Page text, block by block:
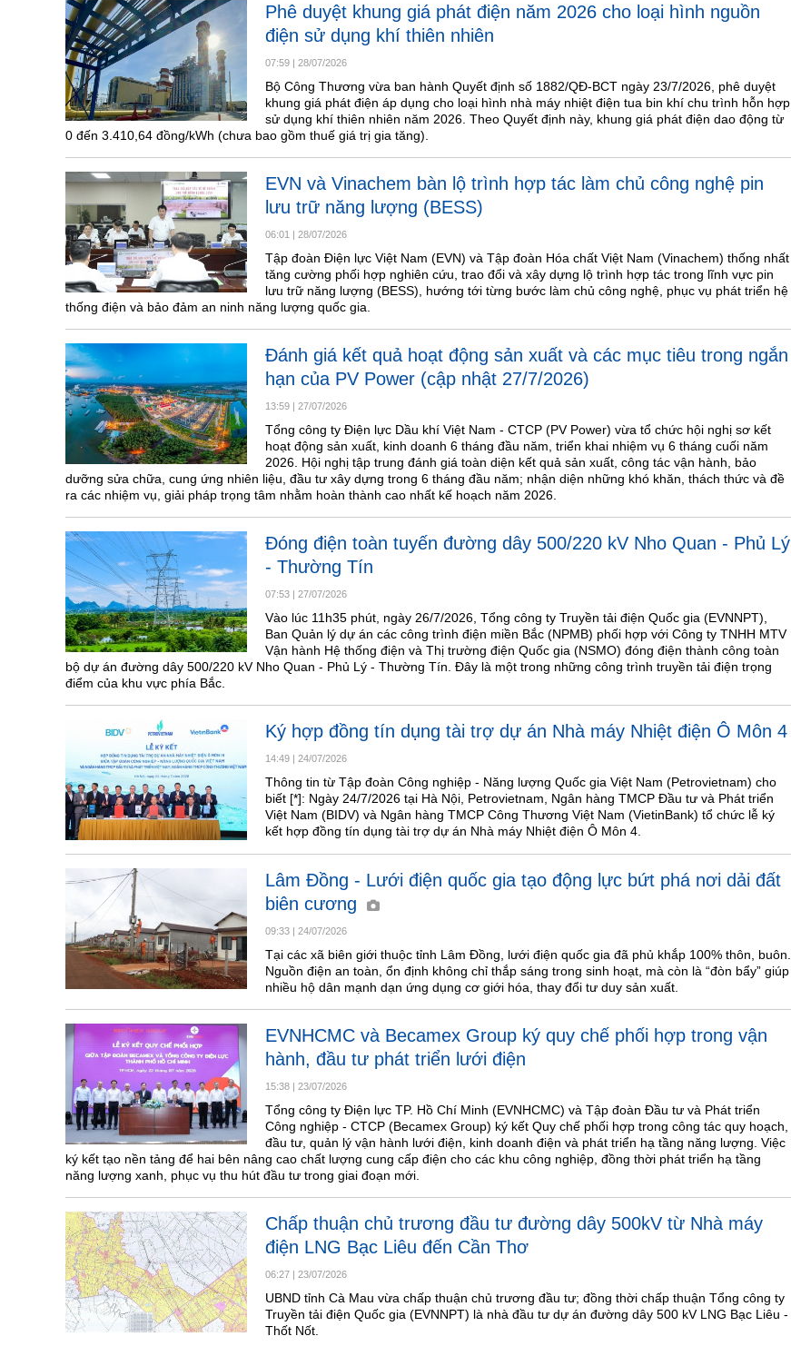
Phê duyệt khung giá phát điện năm 2026 cho loại hình nguồn
điện sử dụng khí thiên nhiên
07:59 | 28/07/2026
Bộ Công Thương vừa ban hành Quyết định số 1882/QĐ-BCT ngày 23/7/2026, phê duyệt
khung giá phát điện áp dụng cho loại hình nhà máy nhiệt điện tua bin khí chu trình hỗn hợp
sử dụng khí thiên nhiên năm 2026. Theo Quyết định này, khung giá phát điện dao động từ
0 đến 3.410,64 đồng/kWh (chưa bao gồm thuế giá trị gia tăng).
EVN và Vinachem bàn lộ trình hợp tác làm chủ công nghệ pin
lưu trữ năng lượng (BESS)
06:01 | 28/07/2026
Tập đoàn Điện lực Việt Nam (EVN) và Tập đoàn Hóa chất Việt Nam (Vinachem) thống nhất
tăng cường phối hợp nghiên cứu, trao đổi và xây dựng lộ trình hợp tác trong lĩnh vực pin
lưu trữ năng lượng (BESS), hướng tới từng bước làm chủ công nghệ, phục vụ phát triển hệ
thống điện và bảo đảm an ninh năng lượng quốc gia.
Đánh giá kết quả hoạt động sản xuất và các mục tiêu trong ngắn
hạn của PV Power (cập nhật 27/7/2026)
13:59 | 27/07/2026
Tổng công ty Điện lực Dầu khí Việt Nam - CTCP (PV Power) vừa tổ chức hội nghị sơ kết
hoạt động sản xuất, kinh doanh 6 tháng đầu năm, triển khai nhiệm vụ 6 tháng cuối năm
2026. Hội nghị tập trung đánh giá toàn diện kết quả sản xuất, công tác vận hành, bảo
dưỡng sửa chữa, cung ứng nhiên liệu, đầu tư xây dựng trong 6 tháng đầu năm; nhận diện những khó khăn, thách thức và đề
ra các nhiệm vụ, giải pháp trọng tâm nhằm hoàn thành cao nhất kế hoạch năm 2026.
Đóng điện toàn tuyến đường dây 500/220 kV Nho Quan - Phủ Lý
- Thường Tín
07:53 | 27/07/2026
Vào lúc 11h35 phút, ngày 26/7/2026, Tổng công ty Truyền tải điện Quốc gia (EVNNPT),
Ban Quản lý dự án các công trình điện miền Bắc (NPMB) phối hợp với Công ty TNHH MTV
Vận hành Hệ thống điện và Thị trường điện Quốc gia (NSMO) đóng điện thành công toàn
bộ dự án đường dây 500/220 kV Nho Quan - Phủ Lý - Thường Tín. Đây là một trong những công trình truyền tải điện trọng
điểm của khu vực phía Bắc.
Ký hợp đồng tín dụng tài trợ dự án Nhà máy Nhiệt điện Ô Môn 4
14:49 | 24/07/2026
Thông tin từ Tập đoàn Công nghiệp - Năng lượng Quốc gia Việt Nam (Petrovietnam) cho
biết [*]: Ngày 24/7/2026 tại Hà Nội, Petrovietnam, Ngân hàng TMCP Đầu tư và Phát triển
Việt Nam (BIDV) và Ngân hàng TMCP Công Thương Việt Nam (VietinBank) tổ chức lễ ký
kết hợp đồng tín dụng tài trợ dự án Nhà máy Nhiệt điện Ô Môn 4.
Lâm Đồng - Lưới điện quốc gia tạo động lực bứt phá nơi dải đất
biên cương
09:33 | 24/07/2026
Tại các xã biên giới thuộc tỉnh Lâm Đồng, lưới điện quốc gia đã phủ khắp 100% thôn, buôn.
Nguồn điện an toàn, ổn định không chỉ thắp sáng trong sinh hoạt, mà còn là “đòn bẩy” giúp
nhiều hộ dân mạnh dạn ứng dụng cơ giới hóa, thay đổi tư duy sản xuất.
EVNHCMC và Becamex Group ký quy chế phối hợp trong vận
hành, đầu tư phát triển lưới điện
15:38 | 23/07/2026
Tổng công ty Điện lực TP. Hồ Chí Minh (EVNHCMC) và Tập đoàn Đầu tư và Phát triển
Công nghiệp - CTCP (Becamex Group) ký kết Quy chế phối hợp trong công tác quy hoạch,
đầu tư, quản lý vận hành lưới điện, kinh doanh điện và phát triển hạ tầng năng lượng. Việc
ký kết tạo nền tảng để hai bên nâng cao chất lượng cung cấp điện cho các khu công nghiệp, đồng thời phát triển hạ tầng
năng lượng xanh, phục vụ thu hút đầu tư trong giai đoạn mới.
Chấp thuận chủ trương đầu tư đường dây 500kV từ Nhà máy
điện LNG Bạc Liêu đến Cần Thơ
06:27 | 23/07/2026
UBND tỉnh Cà Mau vừa chấp thuận chủ trương đầu tư; đồng thời chấp thuận Tổng công ty
Truyền tải điện Quốc gia (EVNNPT) là nhà đầu tư dự án đường dây 500 kV LNG Bạc Liêu -
Thốt Nốt.